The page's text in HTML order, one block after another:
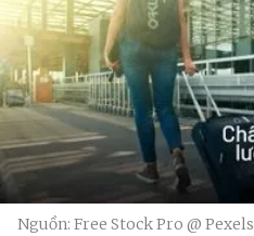
Nguồn: Free Stock Pro @ Pexels